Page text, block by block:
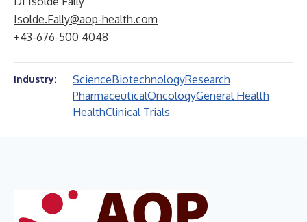
Isolde.Fally@aop-health.com
+43-676-500 4048
Industry: ScienceBiotechnologyResearch
PharmaceuticalOncologyGeneral Health
HealthClinical Trials